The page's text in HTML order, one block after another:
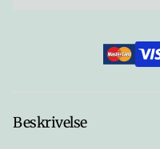
Beskrivelse